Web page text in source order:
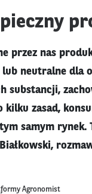
przez nas
neutralne dla
substancji,
kilku zasad,
samym
Agronomist